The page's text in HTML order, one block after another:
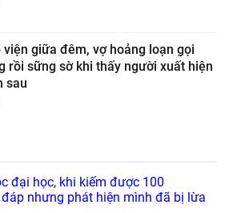
viện giữa đêm, vợ hoảng loạn gọi
rồi sững sờ khi thấy người xuất hiện
sau